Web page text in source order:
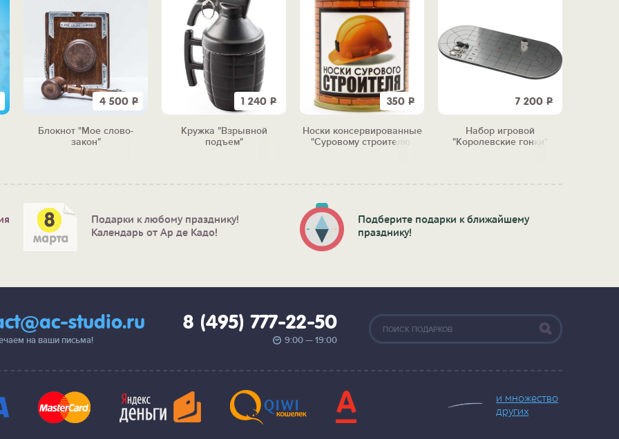
4 500 Р
Блокнот "Мое слово-
закон"
1 240 Р
Кружка "Взрывной
подъем"
350 Р
Носки консервированные
"Суровому строителю"
7 200 Р
Набор игровой
"Королевские гонки"
Подарки к любому празднику!
Календарь от Ар де Кадо!
Подберите подарки к ближайшему
празднику!
studio.ru
на ваши письма!
8 (495) 777-22-50
9:00 — 19:00
и множество
других